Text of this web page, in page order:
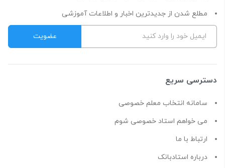
مطلع شدن از جدیدترین اخبار و اطلاعات آموزشی
دسترسی سریع
سامانه انتخاب معلم خصوصی
می خواهم استاد خصوصی شوم
ارتباط با ما
درباره استادبانک